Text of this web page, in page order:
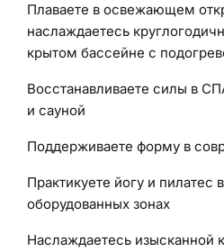
Плаваете в освежающем
наслаждаетесь
крытом бассейне с
Восстанавливаете силы в
и сауной
Поддерживаете форму в
Практикуете йогу и пилатес
оборудованных зонах
Наслаждаетесь изысканной